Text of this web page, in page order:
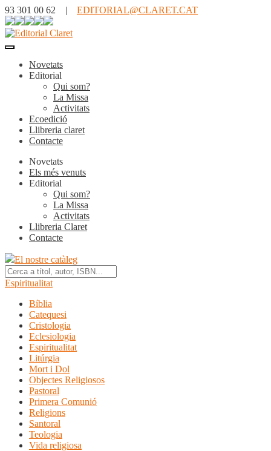
93 301 00 62 | EDITORIAL@CLARET.CAT
Novetats
Editorial
Qui som?
La Missa
Activitats
Ecoedició
Llibreria claret
Contacte
Novetats
Els més venuts
Editorial
Qui som?
La Missa
Activitats
Llibreria Claret
Contacte
El nostre catàleg
Espiritualitat
Bíblia
Catequesi
Cristologia
Eclesiologia
Espiritualitat
Litúrgia
Mort i Dol
Objectes Religiosos
Pastoral
Primera Comunió
Religions
Santoral
Teologia
Vida religiosa